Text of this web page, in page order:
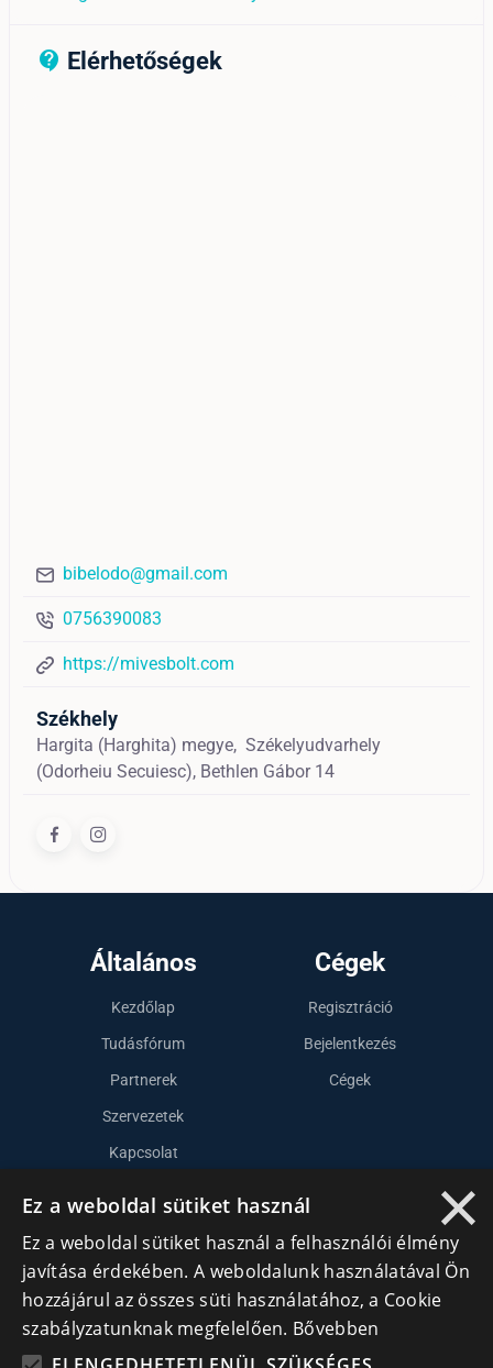
contact_support_outline
Elérhetőségek
bibelodo@gmail.com
0756390083
https://mivesbolt.com
Székhely
Hargita (Harghita) megye, Székelyudvarhely
(Odorheiu Secuiesc), Bethlen Gábor 14
Általános
Kezdőlap
Tudásfórum
Partnerek
Szervezetek
Kapcsolat
Cégek
Regisztráció
Bejelentkezés
Cégek
Lépj kapcsolatba velünk
info@cegek.ro
+40 740 856 970
×
Ez a weboldal sütiket használ
Ez a weboldal sütiket használ a felhasználói élmény
javítása érdekében. A weboldalunk használatával Ön
hozzájárul az összes süti használatához, a Cookie
szabályzatunknak megfelelően. Bővebben